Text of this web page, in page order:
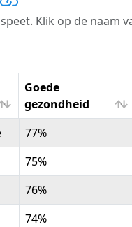
Klik op de naam
Goede
gezondheid
Goede
gezondheid
77%
75%
76%
74%